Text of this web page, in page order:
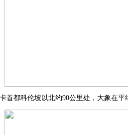
都科伦坡以北约90公里处，大象在平